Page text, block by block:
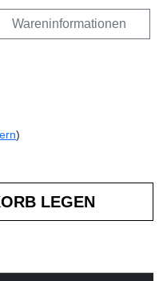
Wareninformationen
)